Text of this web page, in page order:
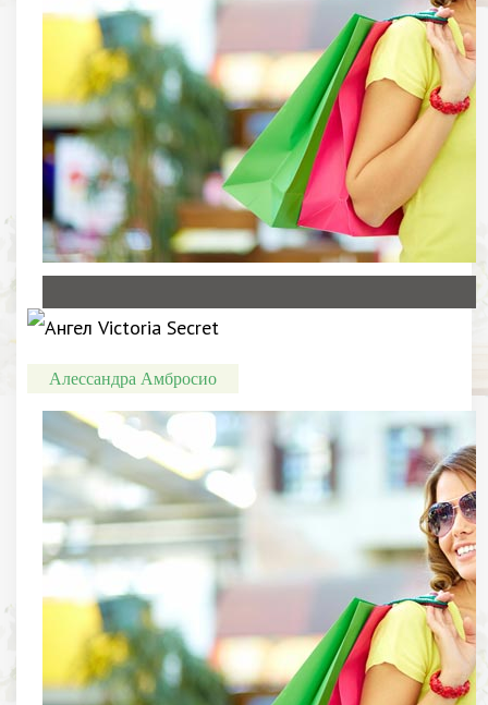
Алессандра Амбросио